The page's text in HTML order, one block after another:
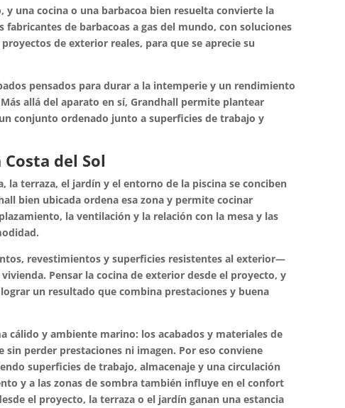
una cocina o una barbacoa bien resuelta convierte la
de barbacoas a gas del mundo, con soluciones
de exterior reales, para que se aprecie su
pensados para durar a la intemperie y un rendimiento
allá del aparato en sí, Grandhall permite plantear
conjunto ordenado junto a superficies de trabajo y
del Sol
la terraza, el jardín y el entorno de la piscina se conciben
bien ubicada ordena esa zona y permite cocinar
la ventilación y la relación con la mesa y las
revestimientos y superficies resistentes al exterior—
Pensar la cocina de exterior desde el proyecto, y
un resultado que combina prestaciones y buena
cálido y ambiente marino: los acabados y materiales de
perder prestaciones ni imagen. Por eso conviene
superficies de trabajo, almacenaje y una circulación
y a las zonas de sombra también influye en el confort
el proyecto, la terraza o el jardín ganan una estancia